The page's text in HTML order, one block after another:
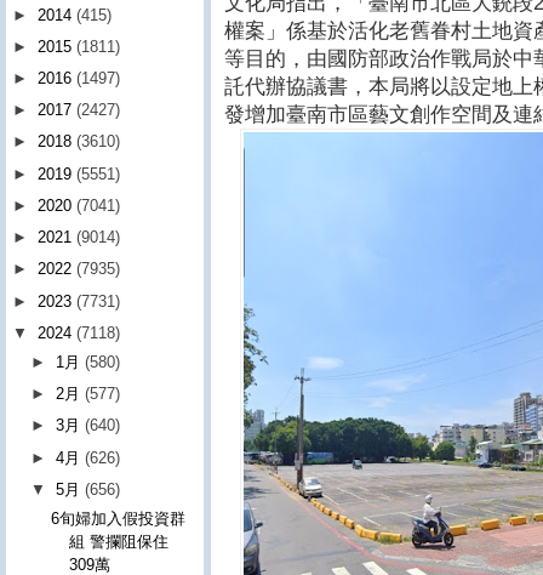
權案」係基於活化老舊眷村土地
等目的，由國防部政治作戰局於中
託代辦協議書，本局將以設定地
發增加臺南市區藝文創作空間及連
► 2014 (415)
► 2015 (1811)
► 2016 (1497)
► 2017 (2427)
► 2018 (3610)
► 2019 (5551)
► 2020 (7041)
► 2021 (9014)
► 2022 (7935)
► 2023 (7731)
▼ 2024 (7118)
► 1月(580)
►2月(577)
►3月(640)
►4月(626)
▼5月(656)
6旬婦加入假投資群
組 警攔阻保住
309萬